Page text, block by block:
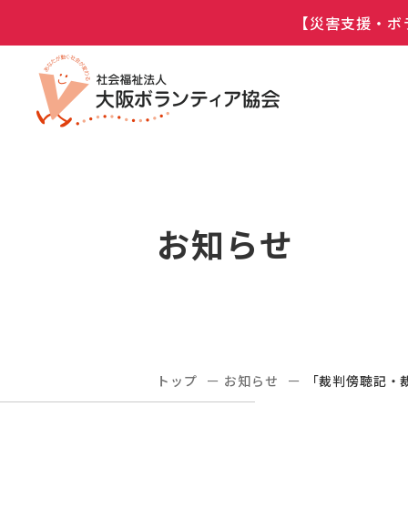
【災害支援・
お知らせ
トップ お知らせ 「裁判傍聴記